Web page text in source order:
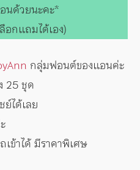
นด้วยนะคะ*
อกแถมได้เอง)
กลุ่มฟอนต์ของแอนค่ะ
25 ชุด
ได้เลย
ข้าได้ มีราคาพิเศษ